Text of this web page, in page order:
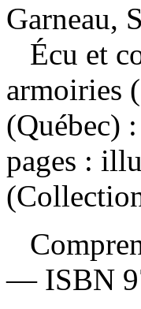
Garneau,
Écu et
armoiries
(Québec)
pages :
— ISBN